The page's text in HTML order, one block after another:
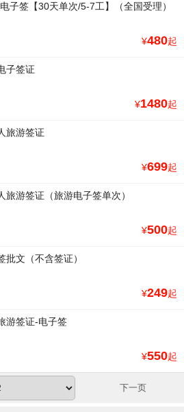
子签【30天单次/5-7工】（全国受理）
¥480起
子签证
¥1480起
旅游签证
¥699起
旅游签证（旅游电子签单次）
¥500起
批文（不含签证）
¥249起
游签证-电子签
¥550起
下一页